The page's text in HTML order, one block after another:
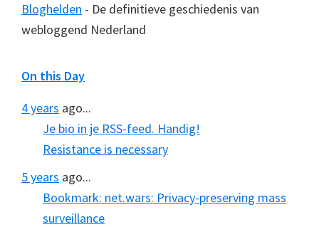
Bloghelden - De definitieve geschiedenis van
webloggend Nederland
On this Day
4 years ago...
Je bio in je RSS-feed. Handig!
Resistance is necessary
5 years ago...
Bookmark: net.wars: Privacy-preserving mass
surveillance